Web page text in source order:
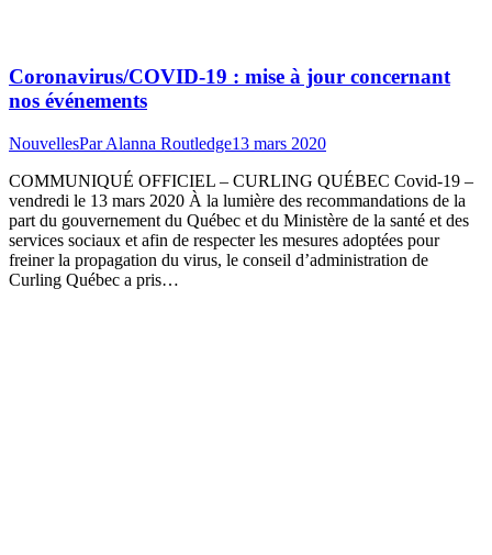
Coronavirus/COVID-19 : mise à jour concernant
nos événements
NouvellesParAlanna Routledge13 mars 2020
COMMUNIQUÉ OFFICIEL – CURLING QUÉBEC Covid-19 –
vendredi le 13 mars 2020 À la lumière des recommandations de la
part du gouvernement du Québec et du Ministère de la santé et des
services sociaux et afin de respecter les mesures adoptées pour
freiner la propagation du virus, le conseil d’administration de
Curling Québec a pris…